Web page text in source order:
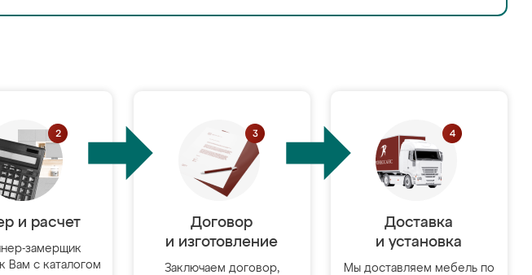
и расчет
замерщик
Вам с каталогом
Договор
и изготовление
Заключаем договор,
Доставка
и установка
Мы доставляем мебель по